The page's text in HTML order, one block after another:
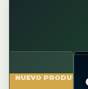
PRODUCTO